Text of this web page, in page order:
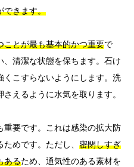
できます。
ことが最も基本的かつ重要で
清潔な状態を保ちます。石け
くこすらないようにします。洗
えるように水気を取ります。
重要です。これは感染の拡大防
めです。ただし、 密閉しすぎ
あるため、通気性のある素材を